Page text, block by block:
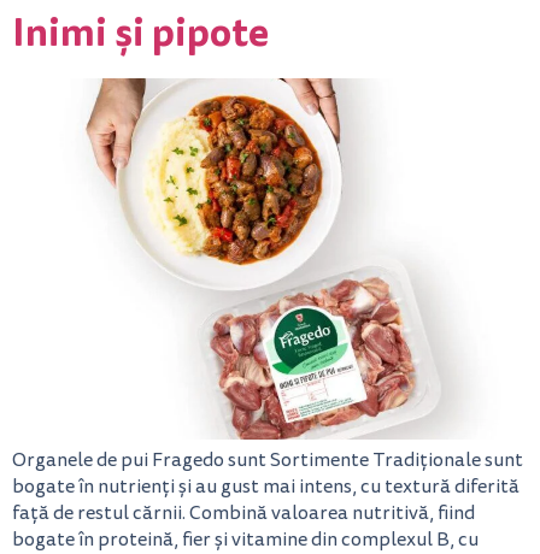
Inimi și pipote
Organele de pui Fragedo sunt Sortimente Tradiționale sunt
bogate în nutrienți și au gust mai intens, cu textură diferită
față de restul cărnii. Combină valoarea nutritivă, fiind
bogate în proteină, fier și vitamine din complexul B, cu